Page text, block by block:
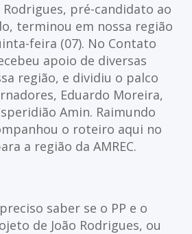
pré-candidato ao
terminou em nossa região
feira (07). No Contato
apoio de diversas
região, e dividiu o palco
Eduardo Moreira,
Amin. Raimundo
o roteiro aqui no
a região da AMREC.
saber se o PP e o
de João Rodrigues, ou